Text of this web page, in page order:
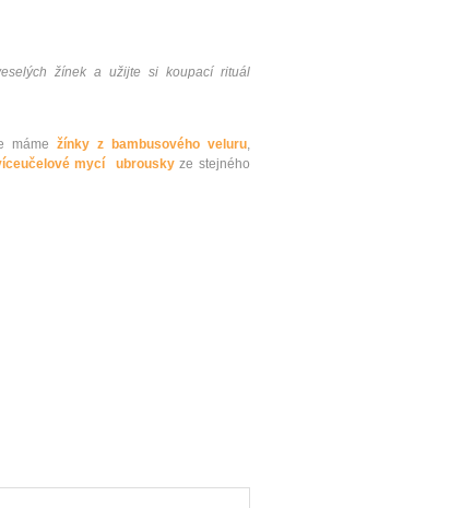
žínek a užijte si koupací rituál
máme žínky z bambusového veluru,
mycí ubrouskyze stejného